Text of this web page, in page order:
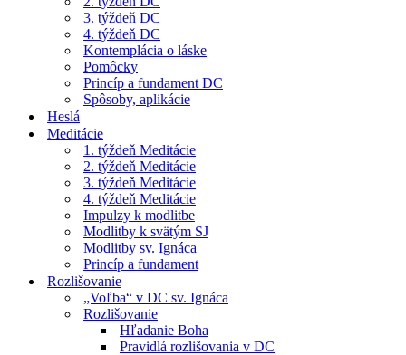
3. týždeň DC
4. týždeň DC
Kontemplácia o láske
Pomôcky
Princíp a fundament DC
Spôsoby, aplikácie
Heslá
Meditácie
1. týždeň Meditácie
2. týždeň Meditácie
3. týždeň Meditácie
4. týždeň Meditácie
Impulzy k modlitbe
Modlitby k svätým SJ
Modlitby sv. Ignáca
Princíp a fundament
Rozlišovanie
„Voľba“ v DC sv. Ignáca
Rozlišovanie
Hľadanie Boha
Pravidlá rozlišovania v DC